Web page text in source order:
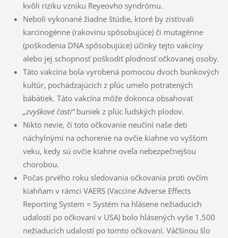
kvôli riziku vzniku Reyeovho syndrómu.
Neboli vykonané žiadne štúdie, ktoré by zisťovali
karcinogénne (rakovinu spôsobujúce) či mutagénne
(poškodenia DNA spôsobujúce) účinky tejto vakcíny
alebo jej schopnosť po­ško­diť plodnosť očkovanej osoby.
Táto vakcína bola vyrobená pomocou dvoch bunkových
kultúr, pochádzajúcich z pľúc ume­lo potratených
bábätiek. Táto vakcína môže dokonca obsahovať
„zvyškové časti“buniek z pľúc ľudských plodov.
Nikto nevie, či toto očkovanie neučiní naše deti
náchylnými na ochorenie na ovčie kiahne vo vyššom
veku, kedy sú ovčie kiahne oveľa nebezpečnejšou
chorobou.
Počas prvého roku sledovania očkovania proti ovčím
kiahňam v rámci VAERS (Vaccine Ad­verse Effects
Reporting System = Systém na hlásene nežiaducich
udalostí po očkovaní v USA) bolo hlásených vyše 1.500
nežiaducich udalostí po tomto očkovaní. Väčšinou šlo